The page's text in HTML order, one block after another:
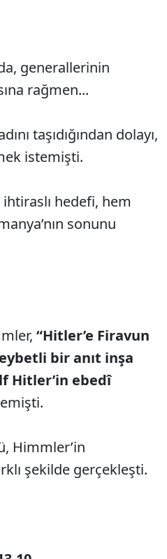
generallerinin
rağmen...
taşıdığından dolayı,
istemişti.
hedefi, hem
sonunu
“Hitler’e Firavun
bir anıt inşa
Hitler’in ebedî
Himmler’in
şekilde gerçekleşti.